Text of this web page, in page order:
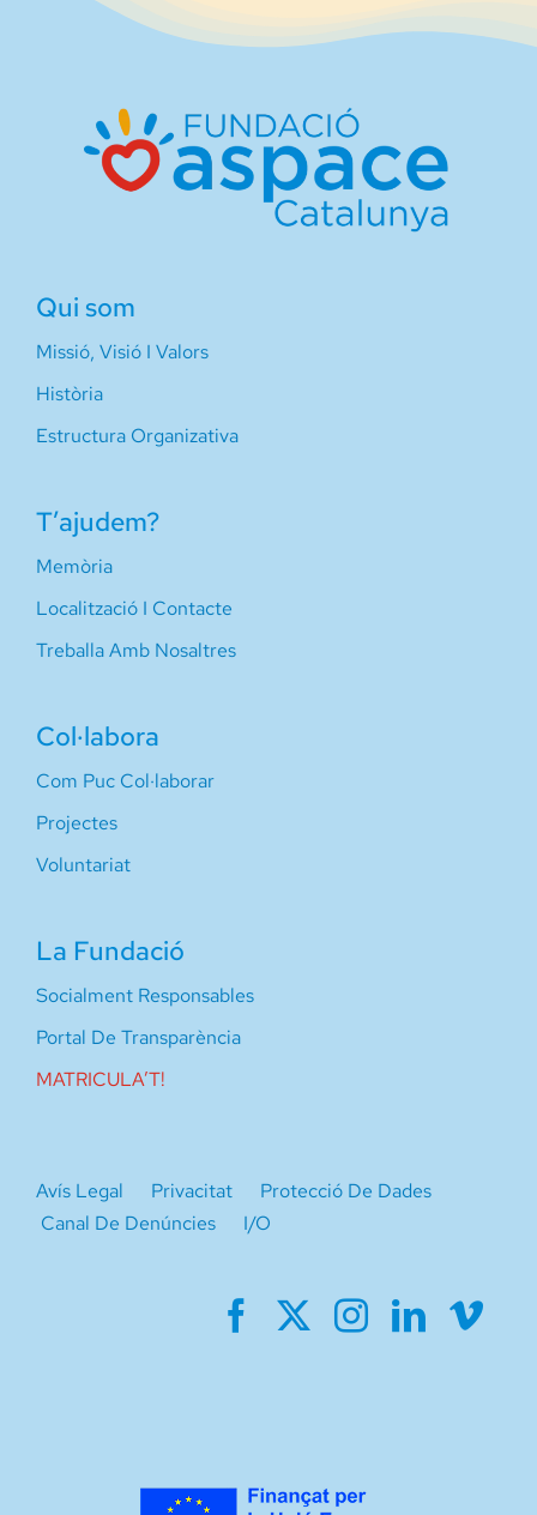
Qui som
Missió, Visió I Valors
Història
Estructura Organizativa
T’ajudem?
Memòria
Localització I Contacte
Treballa Amb Nosaltres
Col·labora
Com Puc Col·laborar
Projectes
Voluntariat
La Fundació
Socialment Responsables
Portal De Transparència
MATRICULA’T!
Avís Legal Privacitat
Protecció De Dades
Canal De Denúncies
I/O